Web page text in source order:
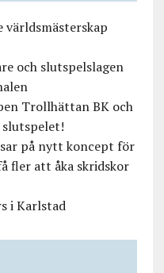
och slutspelslagen
Trollhättan BK och
slutspelet!
på nytt koncept för
fler att åka skridskor
i Karlstad